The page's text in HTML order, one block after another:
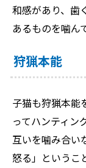
和感があり、歯
あるものを噛ん
狩猟本能
子猫も狩猟本能
ってハンティン
互いを噛み合い
怒る」というこ